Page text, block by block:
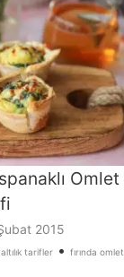
Omlet
2015
tarifler • fırında omlet